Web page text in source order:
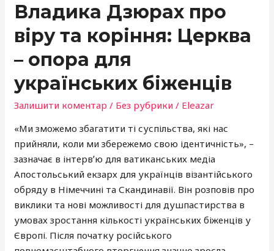
Владика Дзюрах про
віру та коріння: Церква
– опора для
українських біженців
Залишити коментар / Без рубрики / Eleazar
«Ми зможемо збагатити ті суспільства, які нас
прийняли, коли ми збережемо свою ідентичність», –
зазначає в інтервʼю для ватиканських медіа
Апостольський екзарх для українців візантійського
обряду в Німеччині та Скандинавії. Він розповів про
виклики та нові можливості для душпастирства в
умовах зростання кількості українських біженців у
Європі. Після початку російського
українських
біженців